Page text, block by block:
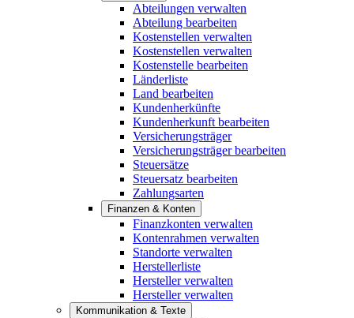
Abteilungen verwalten
Abteilung bearbeiten
Kostenstellen verwalten
Kostenstellen verwalten
Kostenstelle bearbeiten
Länderliste
Land bearbeiten
Kundenherkünfte
Kundenherkunft bearbeiten
Versicherungsträger
Versicherungsträger bearbeiten
Steuersätze
Steuersatz bearbeiten
Zahlungsarten
Finanzen & Konten
Finanzkonten verwalten
Kontenrahmen verwalten
Standorte verwalten
Herstellerliste
Hersteller verwalten
Hersteller verwalten
Kommunikation & Texte